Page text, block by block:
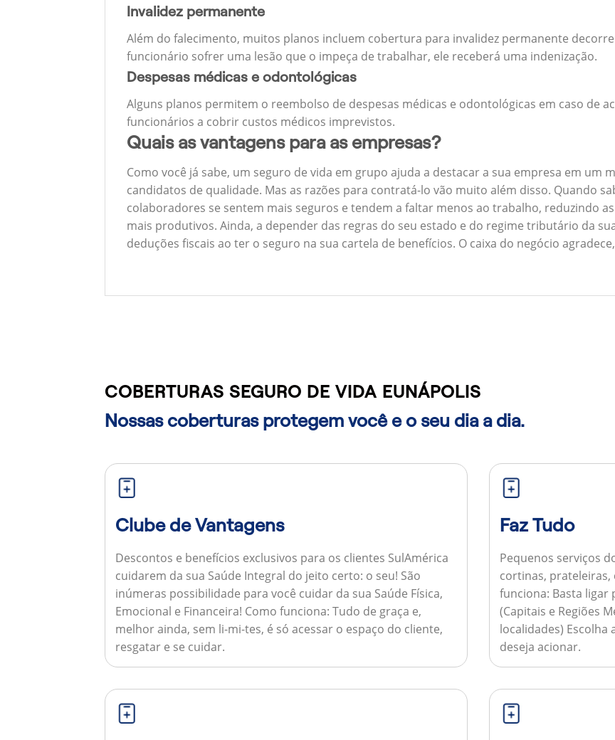
Invalidez permanente
Além do falecimento, muitos planos incluem cobertura para invalidez permanente
funcionário sofrer uma lesão que o impeça de trabalhar, ele receberá uma indenização.
Despesas médicas e odontológicas
Alguns planos permitem o reembolso de despesas médicas e odontológicas em caso de
funcionários a cobrir custos médicos imprevistos.
Quais as vantagens para as empresas?
Como você já sabe, um seguro de vida em grupo ajuda a destacar a sua empresa em um
candidatos de qualidade. Mas as razões para contratá-lo vão muito além disso. Quando
colaboradores se sentem mais seguros e tendem a faltar menos ao trabalho, reduzindo
mais produtivos. Ainda, a depender das regras do seu estado e do regime tributário da
deduções fiscais ao ter o seguro na sua cartela de benefícios. O caixa do negócio
COBERTURAS SEGURO DE VIDA EUNÁPOLIS
Nossas coberturas protegem você e o seu dia a dia.
Clube de Vantagens
Descontos e benefícios exclusivos para os clientes SulAmérica
cuidarem da sua Saúde Integral do jeito certo: o seu! São
inúmeras possibilidade para você cuidar da sua Saúde Física,
Emocional e Financeira! Como funciona: Tudo de graça e,
melhor ainda, sem li-mi-tes, é só acessar o espaço do cliente,
resgatar e se cuidar.
Faz Tudo
Pequenos serviços
cortinas,
funciona: Basta ligar
(Capitais e Regiões
localidades) Escolha
deseja acionar.